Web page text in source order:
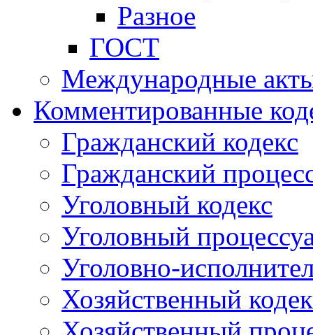
Разное
ГОСТ
Международные
Комментированные
Гражданский кодекс
Гражданский
Уголовный кодекс
Уголовный
Уголовно-
Хозяйственный